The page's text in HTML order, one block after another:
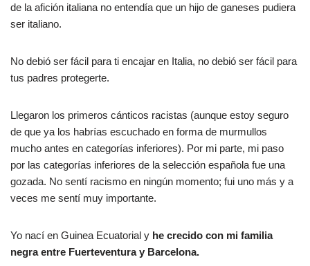
de la afición italiana no entendía que un hijo de ganeses pudiera
ser italiano.
No debió ser fácil para ti encajar en Italia, no debió ser fácil para
tus padres protegerte.
Llegaron los primeros cánticos racistas (aunque estoy seguro
de que ya los habrías escuchado en forma de murmullos
mucho antes en categorías inferiores). Por mi parte, mi paso
por las categorías inferiores de la selección española fue una
gozada. No sentí racismo en ningún momento; fui uno más y a
veces me sentí muy importante.
Yo nací en Guinea Ecuatorial y he crecido con mi familia
negra entre Fuerteventura y Barcelona.